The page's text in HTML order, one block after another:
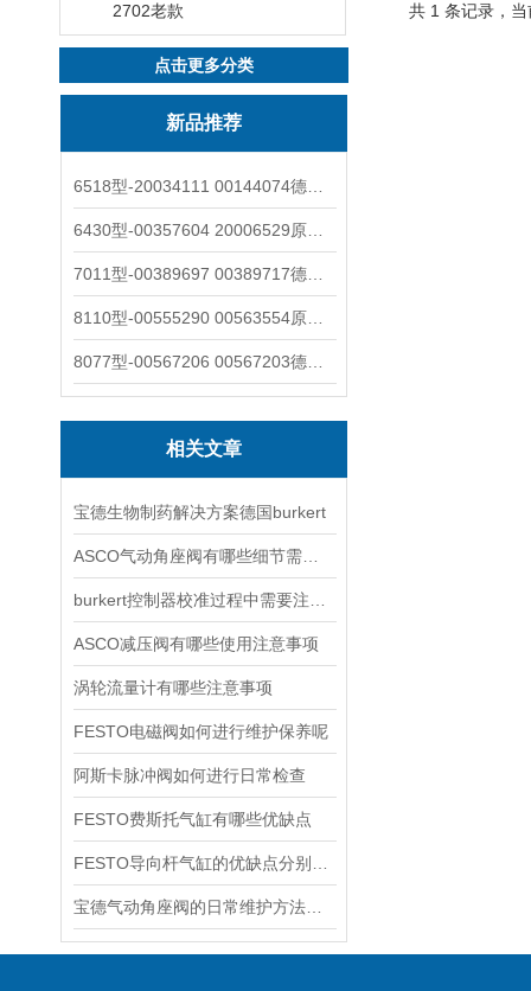
2702老款
点击更多分类
新品推荐
相关文章
宝德生物制药解决方案德国burkert
ASCO减压阀有哪些使用注意事项
涡轮流量计有哪些注意事项
FESTO电磁阀如何进行维护保养呢
阿斯卡脉冲阀如何进行日常检查
FESTO费斯托气缸有哪些优缺点
共 1 条记录，